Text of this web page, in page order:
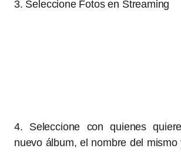
3. Seleccione Fotos en Streaming
4. Seleccione con quienes
nuevo álbum, el nombre del